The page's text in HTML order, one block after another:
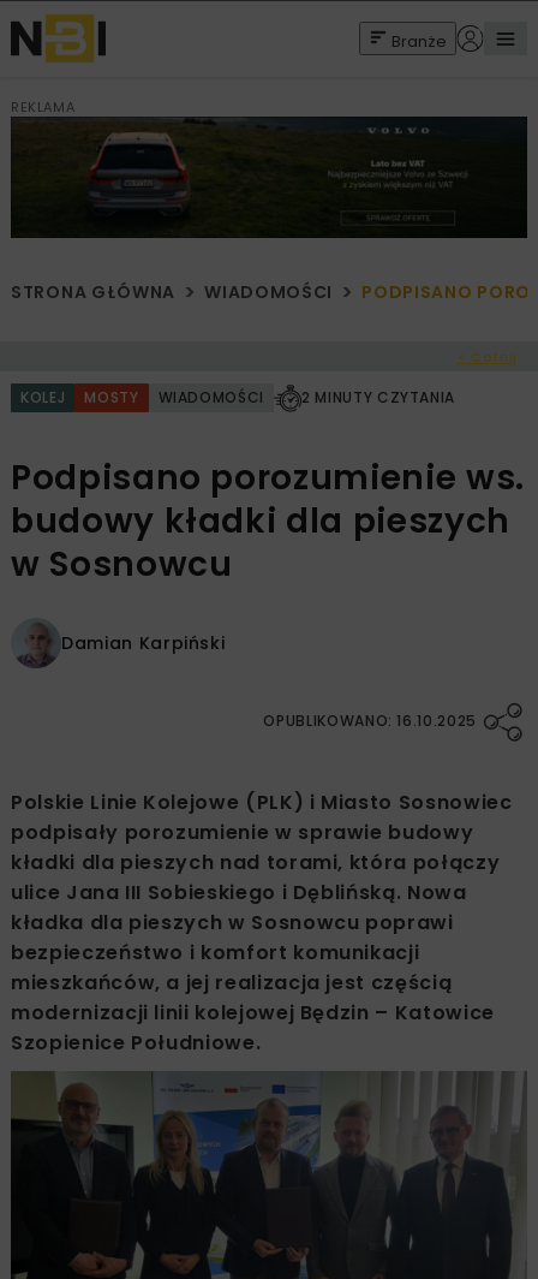
Branże
REKLAMA
STRONA GŁÓWNA WIADOMOŚCI PODPISANO
< Cofnij
KOLEJ MOSTY WIADOMOŚCI 2 MINUTY CZYTANIA
Podpisano porozumienie ws.
budowy kładki dla pieszych
w Sosnowcu
Damian Karpiński
OPUBLIKOWANO: 16.10.2025
Polskie Linie Kolejowe (PLK) i Miasto Sosnowiec
podpisały porozumienie w sprawie budowy
kładki dla pieszych nad torami, która połączy
ulice Jana III Sobieskiego i Dęblińską. Nowa
kładka dla pieszych w Sosnowcu poprawi
bezpieczeństwo i komfort komunikacji
mieszkańców, a jej realizacja jest częścią
modernizacji linii kolejowej Będzin – Katowice
Szopienice Południowe.